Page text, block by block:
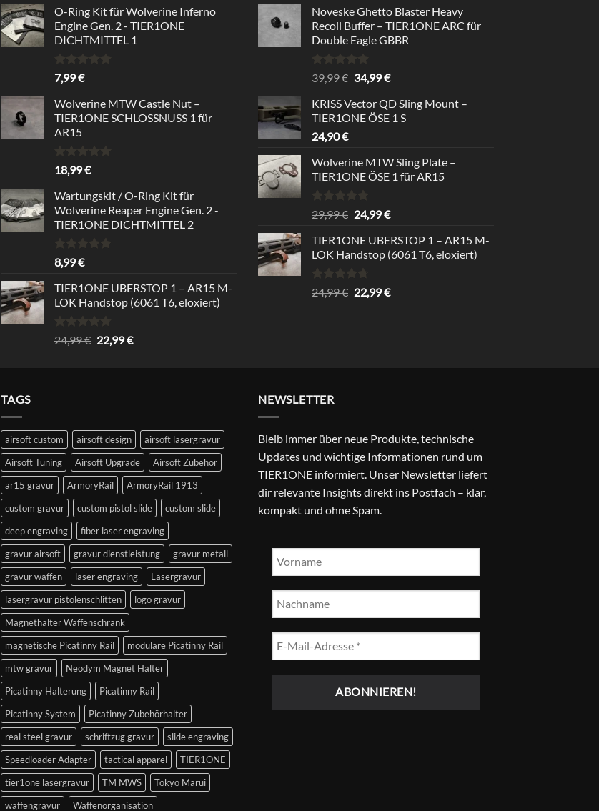
O-Ring Kit für Wolverine Inferno
Engine Gen. 2 - TIER1ONE
DICHTMITTEL 1
Bewertet
mit
von 5
7,99€
Wolverine MTW Castle Nut –
TIER1ONE SCHLOSSNUSS 1 für
AR15
Bewertet
mit
von 5
18,99€
Wartungskit / O-Ring Kit für
Wolverine Reaper Engine Gen. 2 -
TIER1ONE DICHTMITTEL 2
Bewertet
mit
von 5
8,99€
TIER1ONE UBERSTOP 1 – AR15 M-
LOK Handstop (6061 T6, eloxiert)
Bewertet
mit
24,99€ Ursprünglicher
22,99€Aktueller
Noveske Ghetto Blaster Heavy
Recoil Buffer – TIER1ONE ARC für
Double Eagle GBBR
Bewertet
mit
von 5
39,99€ Ursprünglicher
war:
39,99 €
34,99€Aktueller
ist:
34,99 €.
KRISS Vector QD Sling Mount –
TIER1ONE ÖSE 1 S
24,90€
Wolverine MTW Sling Plate –
TIER1ONE ÖSE 1 für AR15
Bewertet
mit
von 5
29,99€ Ursprünglicher
war:
29,99 €
24,99€Aktueller
ist:
24,99 €.
TIER1ONE UBERSTOP 1 – AR15 M-
LOK Handstop (6061 T6, eloxiert)
Bewertet
mit
24,99€ Ursprünglicher
22,99€Aktueller
TAGS
airsoft custom airsoft design
airsoft lasergravur
Airsoft Tuning
Airsoft Upgrade
Airsoft Zubehör
ar15 gravur
ArmoryRail
ArmoryRail 1913
custom gravur
custom pistol slide
custom slide
deep engraving
fiber laser engraving
gravur airsoft
gravur dienstleistung
gravur metall
gravur waffen
laser engraving
Lasergravur
lasergravur pistolenschlitten
logo gravur
Magnethalter Waffenschrank
magnetische Picatinny Rail
modulare Picatinny Rail
mtw gravur
Neodym Magnet Halter
Picatinny Halterung
Picatinny Rail
Picatinny System
Picatinny Zubehörhalter
real steel gravur
schriftzug gravur
slide engraving
Speedloader Adapter
tactical apparel
TIER1ONE
tier1one lasergravur
TM MWS
Tokyo Marui
waffengravur
Waffenorganisation
NEWSLETTER
Bleib immer über neue Produkte, technische
Updates und wichtige Informationen rund um
TIER1ONE informiert. Unser Newsletter liefert
dir relevante Insights direkt ins Postfach – klar,
kompakt und ohne Spam.